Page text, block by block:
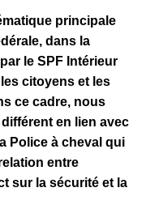
principale
dans la
le SPF Intérieur
citoyens et les
ce cadre, nous
en lien avec
Police à cheval qui
entre
sur la sécurité et la